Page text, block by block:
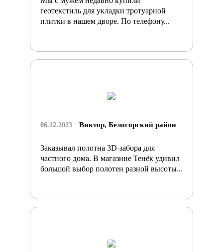
геотекстиль для укладки тротуарной
плитки в нашем дворе. По телефону...
06.12.2023 Виктор, Белогорский район
Заказывал полотна 3D-забора для
частного дома. В магазине Тенёк удивил
большой выбор полотен разной высоты...